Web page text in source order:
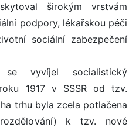
širokým vrstvám
podpory, lékařskou péči
sociální zabezpečení
vyvíjel socialistický
1917 v SSSR od tzv.
trhu byla zcela potlačena
k tzv. nové